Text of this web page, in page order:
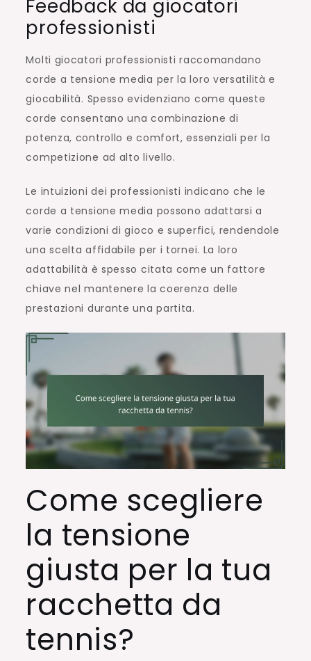
Feedback da giocatori
professionisti
Molti giocatori professionisti raccomandano
corde a tensione media per la loro versatilità e
giocabilità. Spesso evidenziano come queste
corde consentano una combinazione di
potenza, controllo e comfort, essenziali per la
competizione ad alto livello.
Le intuizioni dei professionisti indicano che le
corde a tensione media possono adattarsi a
varie condizioni di gioco e superfici, rendendole
una scelta affidabile per i tornei. La loro
adattabilità è spesso citata come un fattore
chiave nel mantenere la coerenza delle
prestazioni durante una partita.
Come scegliere
la tensione
giusta per la tua
racchetta da
tennis?